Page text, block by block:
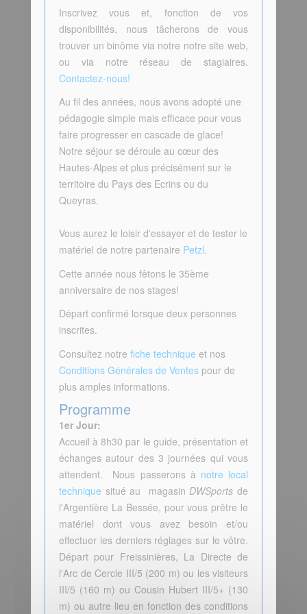
Inscrivez vous et, fonction de vos
disponibilités, nous tâcherons de vous
trouver un binôme via notre notre site web,
ou via notre réseau de stagiaires.
Contactez-nous!
Au fil des années, nous avons adopté une
pédagogie simple mais efficace pour vous
faire progresser en cascade de glace!
Notre séjour se déroule au cœur des
Hautes-Alpes et plus précisément sur le
territoire du Pays des Ecrins ou du
Queyras.
Vous aurez le loisir d'essayer et de tester le
matériel de notre partenaire Petzl.
Cette année nous fêtons le 35ème
anniversaire de nos stages!
Départ confirmé lorsque deux personnes
inscrites.
Consultez notre fiche technique et nos
Conditions Générales de Ventes pour de
plus amples informations.
Programme
1er Jour:
Accueil à 8h30 par le guide, présentation et
échanges autour des 3 journées qui vous
attendent. Nous passerons à notre local
technique situé au magasinDWSportsde
l'Argentière La Bessée, pour vous prêtre le
matériel dont vous avez besoin et/ou
effectuer les derniers réglages sur le vôtre.
Départ pour Freissinières, La Directe de
l'Arc de Cercle III/5 (200 m) ou les visiteurs
III/5 (160 m) ou Cousin Hubert III/5+ (130
m) ou autre lieu en fonction des conditions